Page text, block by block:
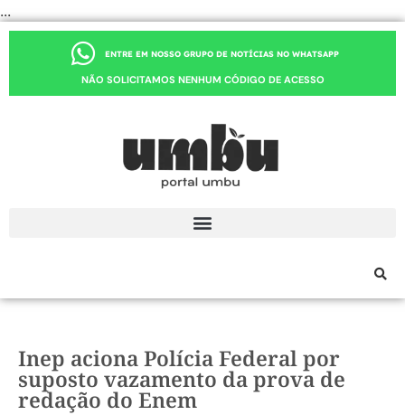
...
ENTRE EM NOSSO GRUPO DE NOTÍCIAS NO WHATSAPP
NÃO SOLICITAMOS NENHUM CÓDIGO DE ACESSO
Inep aciona Polícia Federal por
suposto vazamento da prova de
redação do Enem